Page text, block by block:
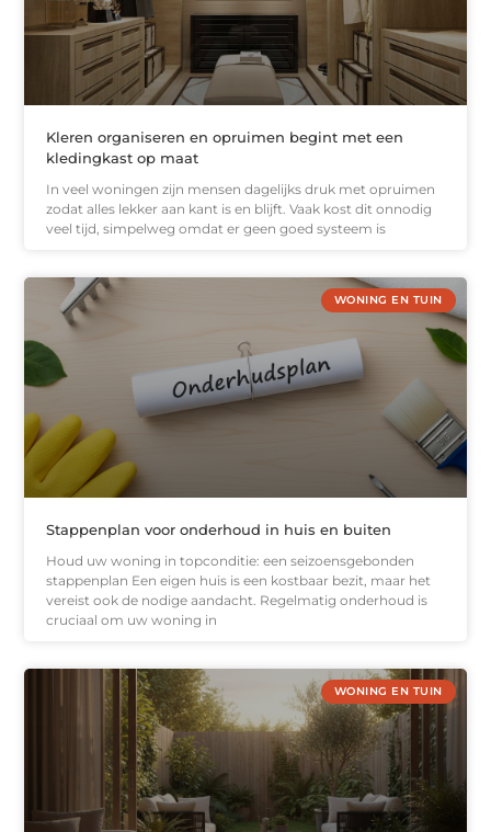
Kleren organiseren en opruimen begint met een
kledingkast op maat
In veel woningen zijn mensen dagelijks druk met opruimen
zodat alles lekker aan kant is en blijft. Vaak kost dit onnodig
veel tijd, simpelweg omdat er geen goed systeem is
WONING EN TUIN
Stappenplan voor onderhoud in huis en buiten
Houd uw woning in topconditie: een seizoensgebonden
stappenplan Een eigen huis is een kostbaar bezit, maar het
vereist ook de nodige aandacht. Regelmatig onderhoud is
cruciaal om uw woning in
WONING EN TUIN